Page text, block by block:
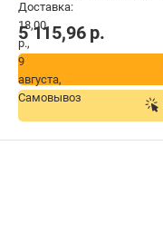
5 115,96р.